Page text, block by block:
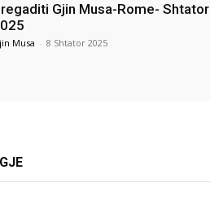
Gjin Musa-Rome- Shtator
Musa - 8 Shtator 2025